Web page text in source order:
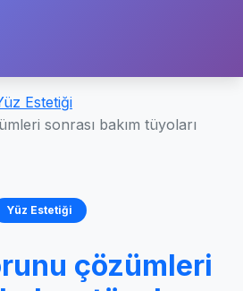
Estetiği
sonrası bakım tüyoları
Yüz Estetiği
çözümleri